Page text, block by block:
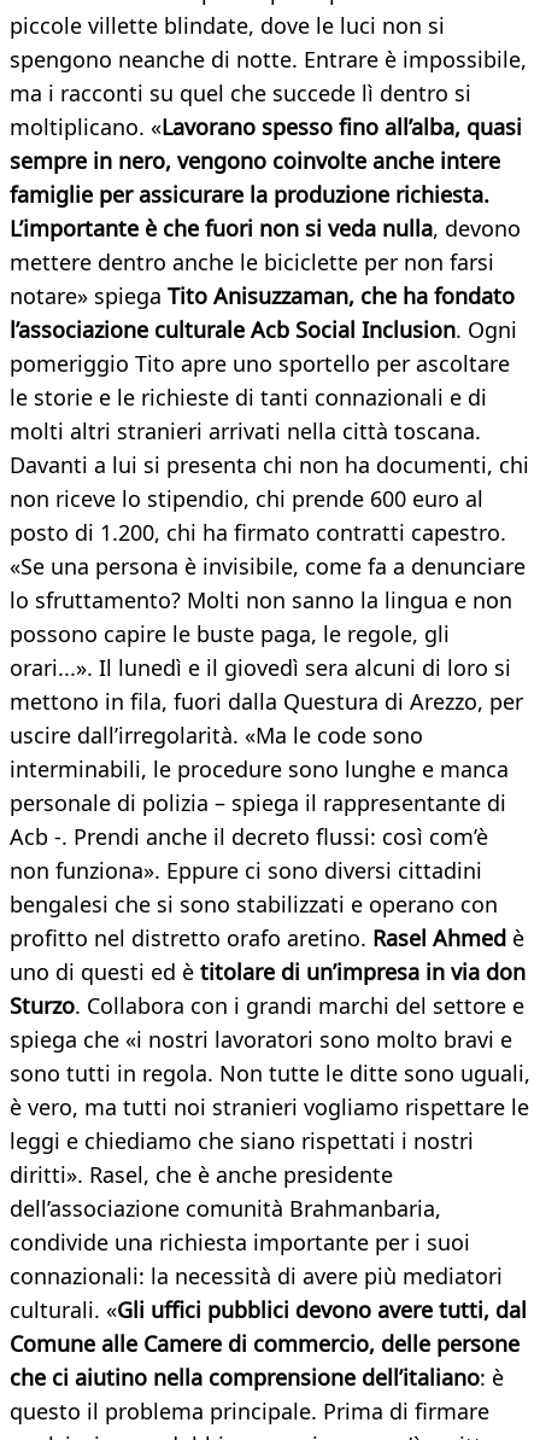
piccole villette blindate, dove le luci non si
spengono neanche di notte. Entrare è impossibile,
ma i racconti su quel che succede lì dentro si
moltiplicano. «Lavorano spesso fino all’alba, quasi
sempre in nero, vengono coinvolte anche intere
famiglie per assicurare la produzione richiesta.
L’importante è che fuori non si veda nulla, devono
mettere dentro anche le biciclette per non farsi
notare» spiega Tito Anisuzzaman, che ha fondato
l’associazione culturale Acb Social Inclusion. Ogni
pomeriggio Tito apre uno sportello per ascoltare
le storie e le richieste di tanti connazionali e di
molti altri stranieri arrivati nella città toscana.
Davanti a lui si presenta chi non ha documenti, chi
non riceve lo stipendio, chi prende 600 euro al
posto di 1.200, chi ha firmato contratti capestro.
«Se una persona è invisibile, come fa a denunciare
lo sfruttamento? Molti non sanno la lingua e non
possono capire le buste paga, le regole, gli
orari...». Il lunedì e il giovedì sera alcuni di loro si
mettono in fila, fuori dalla Questura di Arezzo, per
uscire dall’irregolarità. «Ma le code sono
interminabili, le procedure sono lunghe e manca
personale di polizia – spiega il rappresentante di
Acb -. Prendi anche il decreto flussi: così com’è
non funziona». Eppure ci sono diversi cittadini
bengalesi che si sono stabilizzati e operano con
profitto nel distretto orafo aretino. Rasel Ahmed è
uno di questi ed è titolare di un’impresa in via don
Sturzo. Collabora con i grandi marchi del settore e
spiega che «i nostri lavoratori sono molto bravi e
sono tutti in regola. Non tutte le ditte sono uguali,
è vero, ma tutti noi stranieri vogliamo rispettare le
leggi e chiediamo che siano rispettati i nostri
diritti». Rasel, che è anche presidente
dell’associazione comunità Brahmanbaria,
condivide una richiesta importante per i suoi
connazionali: la necessità di avere più mediatori
culturali. «Gli uffici pubblici devono avere tutti, dal
Comune alle Camere di commercio, delle persone
che ci aiutino nella comprensione dell’italiano: è
questo il problema principale. Prima di firmare